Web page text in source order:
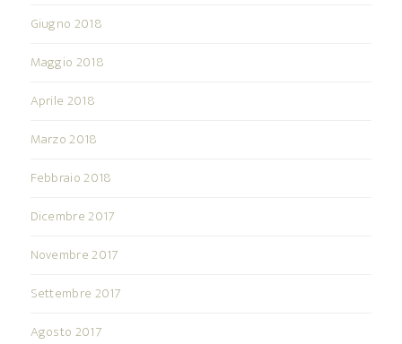
Giugno 2018
Maggio 2018
Aprile 2018
Marzo 2018
Febbraio 2018
Dicembre 2017
Novembre 2017
Settembre 2017
Agosto 2017